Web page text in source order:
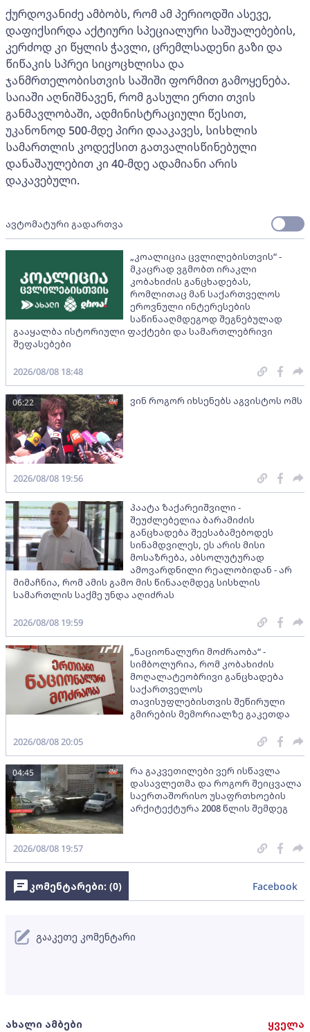
ქურდოვანიძე ამბობს, რომ ამ პერიოდში ასევე,
დაფიქსირდა აქტიური სპეციალური საშუალებების,
კერძოდ კი წყლის ჭავლი, ცრემლსადენი გაზი და
წიწაკის სპრეი სიცოცხლისა და
ჯანმრთელობისთვის საშიში ფორმით გამოყენება.
საიაში აღნიშნავენ, რომ გასული ერთი თვის
განმავლობაში, ადმინისტრაციული წესით,
უკანონოდ 500-მდე პირი დააკავეს, სისხლის
სამართლის კოდექსით გათვალისწინებული
დანაშაულებით კი 40-მდე ადამიანი არის
დაკავებული.
ავტომატური გადართვა
„კოალიცია ცვლილებისთვის“ -
მკაცრად ვგმობთ ირაკლი
კობახიძის განცხადებას,
რომლითაც მან საქართველოს
ეროვნული ინტერესების
საწინააღმდეგოდ შეგნებულად
გააყალბა ისტორიული ფაქტები და სამართლებრივი
შეფასებები
2026/08/08 18:48
ვინ როგორ იხსენებს აგვისტოს ომს
06:22
2026/08/08 19:56
პაატა ზაქარეიშვილი -
შეუძლებელია ბარამიძის
განცხადება შეესაბამებოდეს
სინამდვილეს, ეს არის მისი
მოსაზრება, აბსოლუტურად
ამოვარდნილი რეალობიდან - არ
მიმაჩნია, რომ ამის გამო მის წინააღმდეგ სისხლის
სამართლის საქმე უნდა აღიძრას
2026/08/08 19:59
„ნაციონალური მოძრაობა“ -
სიმბოლურია, რომ კობახიძის
მოღალატეობრივი განცხადება
საქართველოს
თავისუფლებისთვის შეწირული
გმირების მემორიალზე გაკეთდა
2026/08/08 20:05
რა გაკვეთილები ვერ ისწავლა
დასავლეთმა და როგორ შეიცვალა
საერთაშორისო უსაფრთხოების
არქიტექტურა 2008 წლის შემდეგ
04:45
2026/08/08 19:57
ახალი ამბები ყველა
კომენტარები: (0) Facebook
გააკეთე კომენტარი